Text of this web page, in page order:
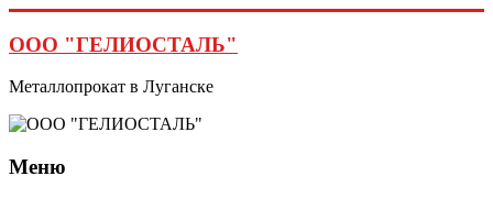
к
содержимому
ООО "ГЕЛИОСТАЛЬ"
Металлопрокат в Луганске
Меню